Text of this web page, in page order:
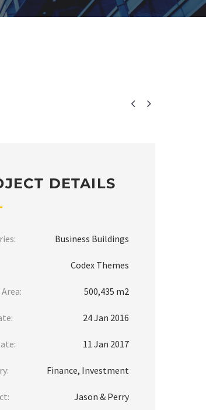
 
DETAILS
Business Buildings
Codex Themes
500,435 m2
24 Jan 2016
11 Jan 2017
Finance, Investment
Jason & Perry